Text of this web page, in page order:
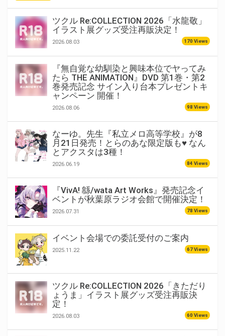
ツクル Re:COLLECTION 2026「水龍敬」
イラスト展グッズ受注再販決定！
2026.08.03 170 Views
『無自覚な幼馴染と興味本位でヤってみ
たら THE ANIMATION』DVD 第1巻・第2
巻発売記念 サイン入り台本プレゼントキ
ャンペーン 開催！
2026.08.06 98 Views
なーゆ。先生『私立メロ高等学校』が8
月21日発売！とらのあな限定版も♥ なん
とアクスタは3種！
2026.06.19 84 Views
『VivA! 緜/wata Art Works』発売記念イ
ベントが秋葉原ラジオ会館で開催決定！
2026.07.31 78 Views
イベント会場での委託受付のご案内
2025.11.22 67 Views
ツクル Re:COLLECTION 2026「きただり
ょうま」イラスト展グッズ受注再販決
定！
2026.08.03 60 Views